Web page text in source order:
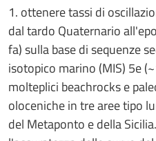
1. ottenere tassi di
dal tardo Quaternario
fa) sulla base di sequenze
isotopico marino (MIS) 5e
molteplici beachrocks e
oloceniche in tre aree tipo
del Metaponto e della